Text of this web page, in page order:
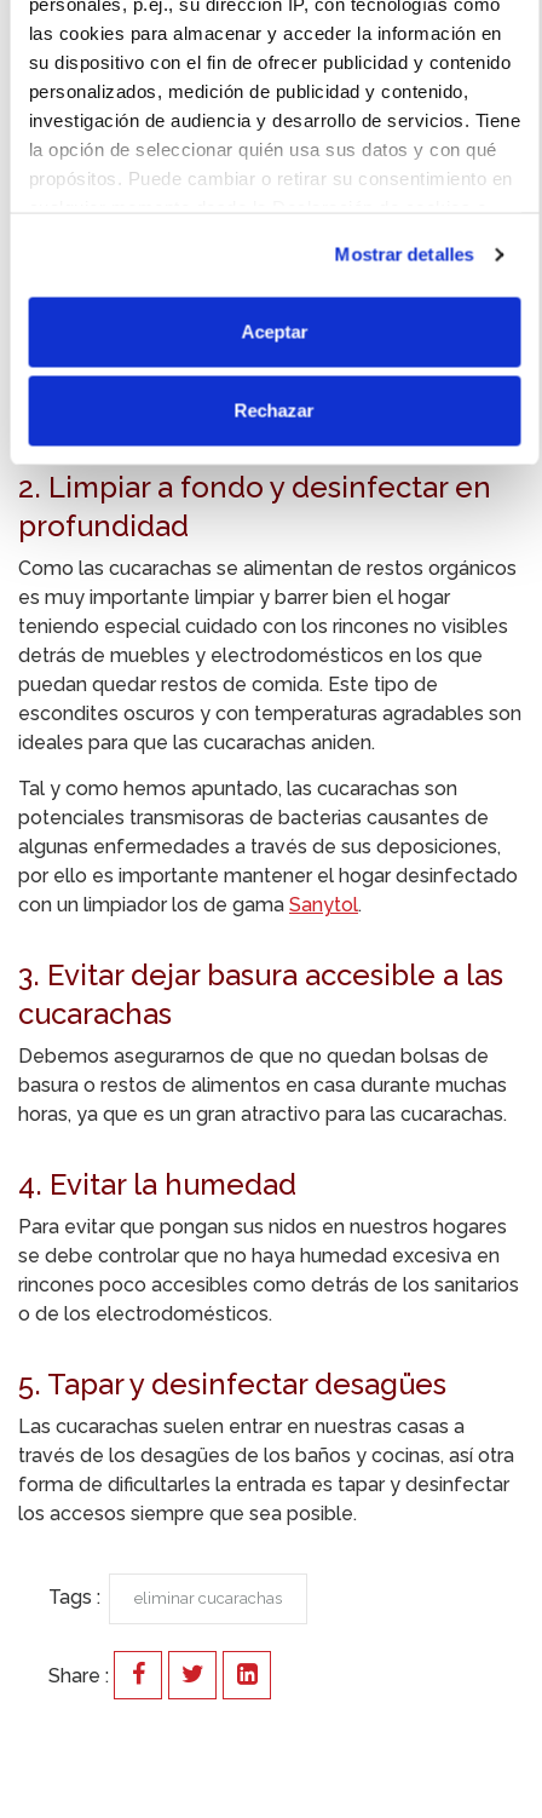
las cookies para almacenar y acceder la información en
su dispositivo con el fin de ofrecer publicidad y contenido
personalizados, medición de publicidad y contenido,
investigación de audiencia y desarrollo de servicios. Tiene
la opción de seleccionar quién usa sus datos y con qué
propósitos. Puede cambiar o retirar su consentimiento en
Si lo permite, también quisiéramos:
Recopilar información sobre su ubicación
Identificar su dispositivo analizándolo activamente
para buscar características específicas (huellas
digitales)
Obtenga más información sobre cómo se procesan sus
datos personales y establezca sus preferencias en la
sección de datos. Puede cambiar o retirar su
consentimiento en cualquier momento en la Declaración
de cookies.
Las cookies de este sitio web se usan para personalizar
el contenido y los anuncios, ofrecer funciones de redes
sociales y analizar el tráfico. Además, compartimos
nuestros partners de redes sociales, publicidad y análisis
web, quienes pueden combinarla con otra información que
les haya proporcionado o que hayan recopilado a partir
del uso que haya hecho de sus servicios.
Mostrar detalles
Aceptar
Rechazar
2. Limpiar a fondo y desinfectar en
profundidad
Como las cucarachas se alimentan de restos orgánicos
es muy importante limpiar y barrer bien el hogar
teniendo especial cuidado con los rincones no visibles
detrás de muebles y electrodomésticos en los que
puedan quedar restos de comida. Este tipo de
escondites oscuros y con temperaturas agradables son
ideales para que las cucarachas aniden.
Tal y como hemos apuntado, las cucarachas son
potenciales transmisoras de bacterias causantes de
algunas enfermedades a través de sus deposiciones,
por ello es importante mantener el hogar desinfectado
con un limpiador los de gama Sanytol.
3. Evitar dejar basura accesible a las
cucarachas
Debemos asegurarnos de que no quedan bolsas de
basura o restos de alimentos en casa durante muchas
horas, ya que es un gran atractivo para las cucarachas.
4. Evitar la humedad
Para evitar que pongan sus nidos en nuestros hogares
se debe controlar que no haya humedad excesiva en
rincones poco accesibles como detrás de los sanitarios
o de los electrodomésticos.
5. Tapar y desinfectar desagües
Las cucarachas suelen entrar en nuestras casas a
través de los desagües de los baños y cocinas, así otra
forma de dificultarles la entrada es tapar y desinfectar
los accesos siempre que sea posible.
Tags : eliminar cucarachas
Share :